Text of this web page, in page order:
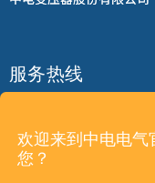
服务热线
欢迎来到中电电气
您？